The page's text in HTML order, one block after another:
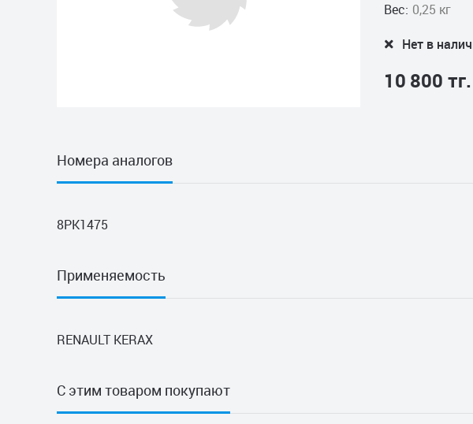
Вес: 0,25 кг
Нет в
10 800 тг.
Номера аналогов
8PK1475
Применяемость
RENAULT KERAX
С этим товаром покупают